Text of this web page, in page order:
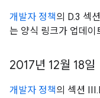
개발자 정책 의 D.3 섹
는 양식 링크가 업데이
2017년 12월 18일
개발자 정책 의 섹션